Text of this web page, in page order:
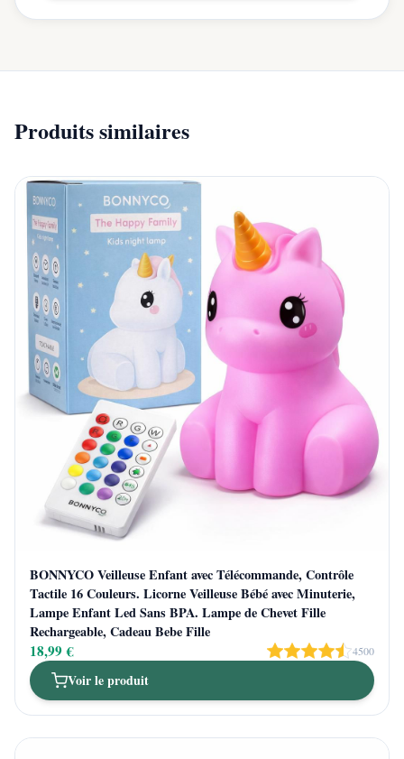
Produits similaires
BONNYCO Veilleuse Enfant avec Télécommande, Contrôle
Tactile 16 Couleurs. Licorne Veilleuse Bébé avec Minuterie,
Lampe Enfant Led Sans BPA. Lampe de Chevet Fille
Rechargeable, Cadeau Bebe Fille
18,99 € 4500
Voir le produit